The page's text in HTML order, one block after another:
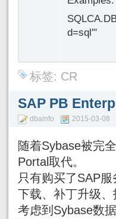
d=sql'"
标签: CR
SAP PB
dbainfo 2015-03-08
随着Sybase被完
Portal取代。
只有购买了SAP
下载、补丁升级、
考虑到Sybase数